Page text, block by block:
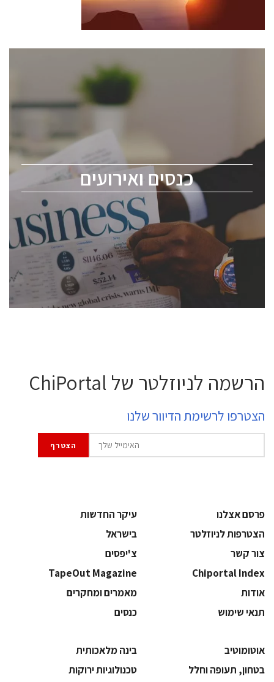
כנסים ואירועים
כנסים ואירועים
לכל העוסקים בתעשיית הסמיקונדקטור כולל מהנדסים,
ChipEx2026 will be held on May 12-13, 2026. The
conference is intended for everyone involved in the
semiconductor industry, including engineers,
professional experts, and senior executives.
לחץ לפרטים
הרשמה לניוזלטר של ChiPortal
הצטרפו לרשימת הדיוור שלנו
פרסם אצלנו
עיקר החדשות
הצטרפות לניוזלטר
בישראל
צור קשר
צ'יפסים
Chiportal Index
TapeOut Magazine
אודות
מאמרים ומחקרים
תנאי שימוש
כנסים
אוטומוטיב
בינה מלאכותית
בטחון, תעופה וחלל
‫טכנולוגיות ירוקות‬